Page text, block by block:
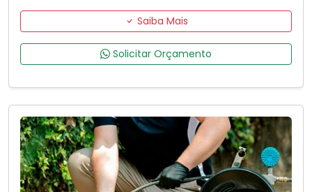
Saiba Mais
Solicitar Orçamento